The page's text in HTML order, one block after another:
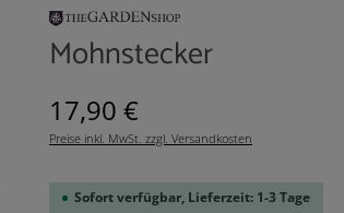
Mohnstecker
Regulärer Preis:
17,90 €
Preise inkl. MwSt. zzgl. Versandkosten
Sofort verfügbar, Lieferzeit: 1-3 Tage